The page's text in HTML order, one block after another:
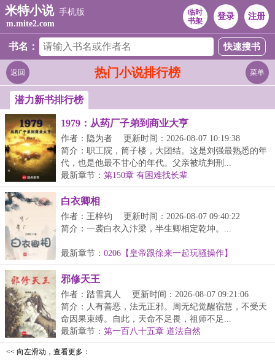
米特小说 手机版
m.mite2.com
临时
书架
登录 注册
书名：
热门小说排行榜
返回 菜单
潜力新书排行榜
1979：从药厂子弟到商业大亨
作者：隐为者
更新时间：2026-08-07 10:19:38
简介：职工院，筒子楼，大团结。这是刘强最熟悉的年
代，也是他最不甘心的年代。父亲被坑判刑...
最新章节： 第150章 有困难找长辈
白衣卿相
作者：王梓钧
更新时间：2026-08-07 09:40:22
简介：一袭白衣入汴梁，半生卿相定乾坤。...
最新章节： 0206【皇帝跟徐来一起玩骚操作】
邪修天王
作者：踏雪真人
更新时间：2026-08-07 09:21:06
简介：人有善恶，法无正邪。周无纪觉醒宿慧，不受天
命因果束缚。自此，天命不足畏，祖师不足...
最新章节： 第一百八十五章 道法自然
<< 向左滑动，查看更多：